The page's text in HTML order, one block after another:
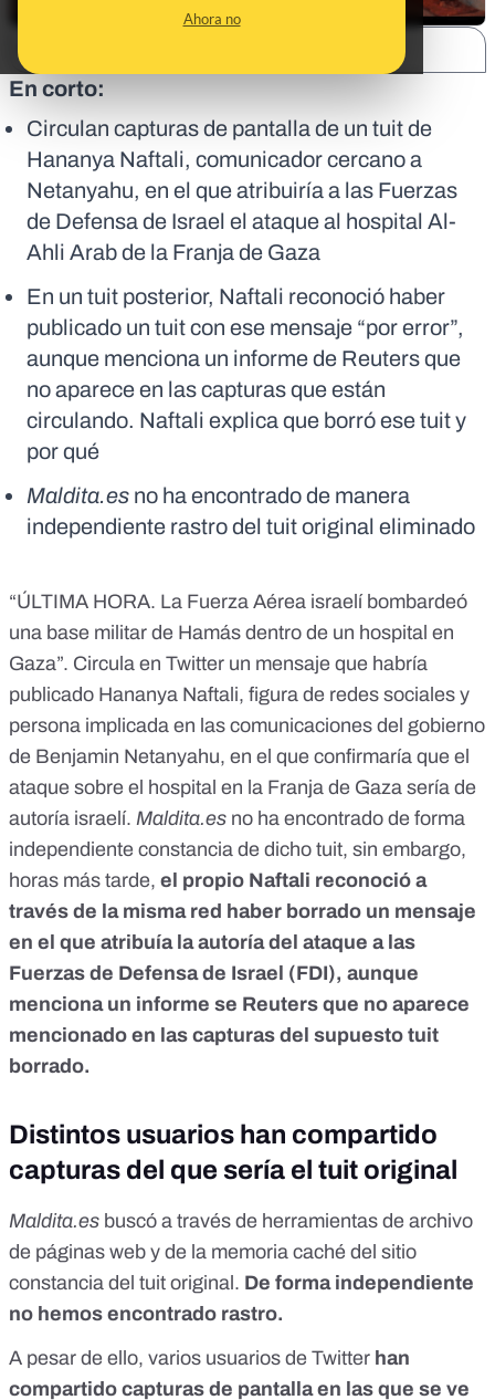
Ahora no
En corto:
Circulan capturas de pantalla de un tuit de
Hananya Naftali, comunicador cercano a
Netanyahu, en el que atribuiría a las Fuerzas
de Defensa de Israel el ataque al hospital Al-
Ahli Arab de la Franja de Gaza
En un tuit posterior, Naftali reconoció haber
publicado un tuit con ese mensaje “por error”,
aunque menciona un informe de Reuters que
no aparece en las capturas que están
circulando. Naftali explica que borró ese tuit y
por qué
Maldita.es no ha encontrado de manera
independiente rastro del tuit original eliminado
“ÚLTIMA HORA. La Fuerza Aérea israelí bombardeó
una base militar de Hamás dentro de un hospital en
Gaza”. Circula en Twitter un mensaje que habría
publicado Hananya Naftali, figura de redes sociales y
persona implicada en las comunicaciones del gobierno
de Benjamin Netanyahu, en el que confirmaría que el
ataque sobre el hospital en la Franja de Gaza sería de
autoría israelí. Maldita.es no ha encontrado de forma
independiente constancia de dicho tuit, sin embargo,
horas más tarde, el propio Naftali reconoció a
través de la misma red haber borrado un mensaje
en el que atribuía la autoría del ataque a las
Fuerzas de Defensa de Israel (FDI), aunque
menciona un informe se Reuters que no aparece
mencionado en las capturas del supuesto tuit
borrado.
Distintos usuarios han compartido
capturas del que sería el tuit original
Maldita.es buscó a través de herramientas de archivo
de páginas web y de la memoria caché del sitio
constancia del tuit original. De forma independiente
no hemos encontrado rastro.
A pesar de ello, varios usuarios de Twitter han
compartido capturas de pantalla en las que se ve